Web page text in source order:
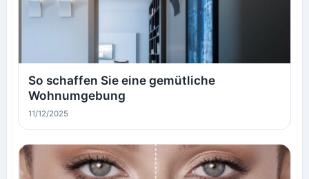
So schaffen Sie eine gemütliche
Wohnumgebung
11/12/2025